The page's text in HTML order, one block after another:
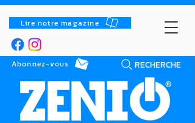
Lire notre magazine
RECHERCHE
Abonnez-vous